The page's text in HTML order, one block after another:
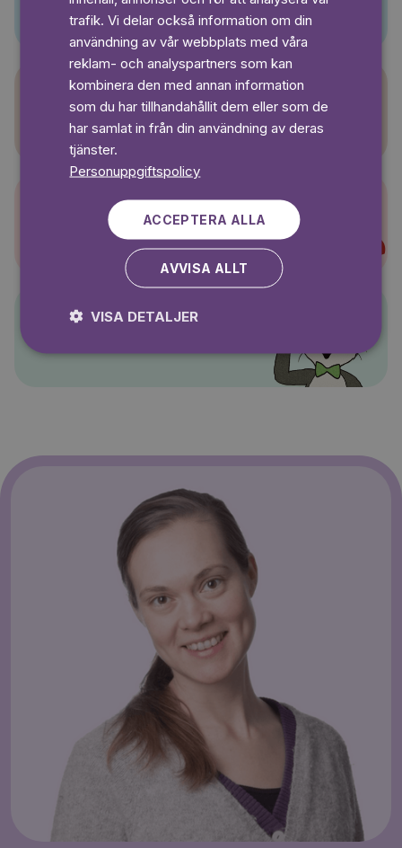
Sagasagor
Super-Charlie
trafik. Vi delar också information om din
användning av vår webbplats med våra
reklam- och analyspartners som kan
kombinera den med annan information
som du har tillhandahållit dem eller som de
har samlat in från din användning av deras
tjänster.
Personuppgiftspolicy
ACCEPTERA ALLA
AVVISA ALLT
VISA DETALJER